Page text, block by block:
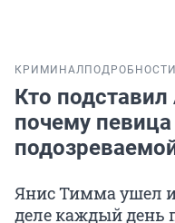
КРИМИНАЛ ПОДРОБНОСТИ
Кто
почему певица
Янис Тимма ушел
деле каждый день